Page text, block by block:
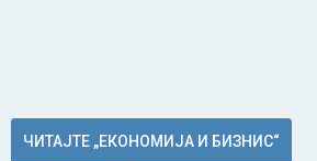
ЧИТАЈТЕ „ЕКОНОМИЈА И БИЗНИС“